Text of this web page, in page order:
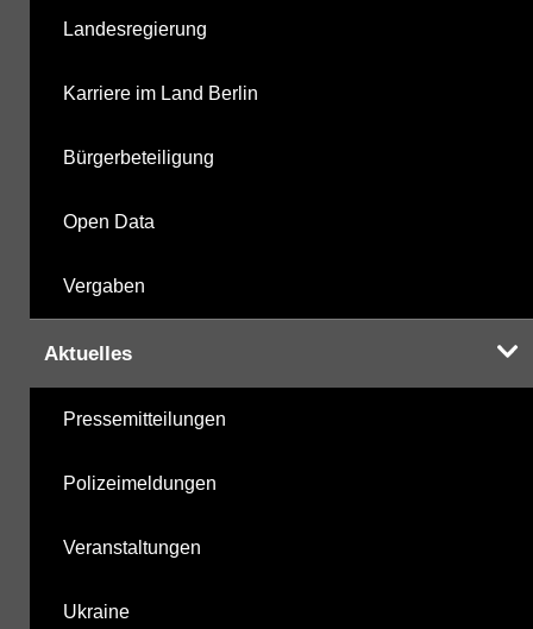
Landesregierung
Karriere im Land Berlin
Bürgerbeteiligung
Open Data
Vergaben
Aktuelles
Pressemitteilungen
Polizeimeldungen
Veranstaltungen
Ukraine